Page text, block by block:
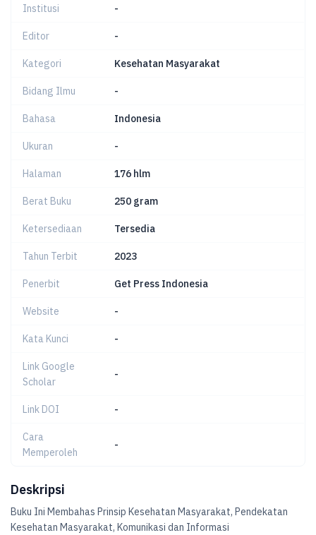
Institusi -
Editor -
Kategori Kesehatan Masyarakat
Bidang Ilmu -
Bahasa Indonesia
Ukuran -
Halaman 176 hlm
Berat Buku 250 gram
Ketersediaan Tersedia
Tahun Terbit 2023
Penerbit Get Press Indonesia
Website -
Kata Kunci -
Link Google
Scholar
-
Link DOI -
Cara
Memperoleh
-
Deskripsi
Buku Ini Membahas Prinsip Kesehatan Masyarakat, Pendekatan
Kesehatan Masyarakat, Komunikasi dan Informasi